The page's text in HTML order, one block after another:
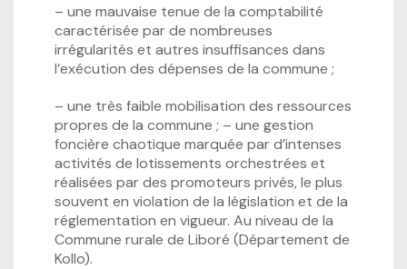
– une mauvaise tenue de la comptabilité
caractérisée par de nombreuses
irrégularités et autres insuffisances dans
l’exécution des dépenses de la commune ;
– une très faible mobilisation des ressources
propres de la commune ; – une gestion
foncière chaotique marquée par d’intenses
activités de lotissements orchestrées et
réalisées par des promoteurs privés, le plus
souvent en violation de la législation et de la
réglementation en vigueur. Au niveau de la
Commune rurale de Liboré (Département de
Kollo).